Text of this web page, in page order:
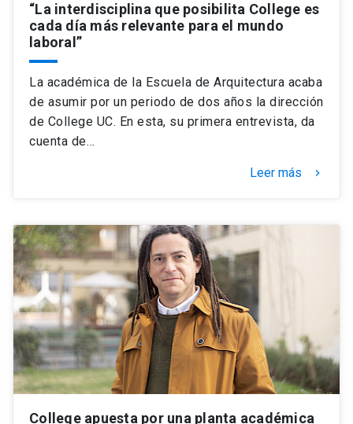
“La interdisciplina que posibilita College es
cada día más relevante para el mundo
laboral”
La académica de la Escuela de Arquitectura acaba
de asumir por un periodo de dos años la dirección
de College UC. En esta, su primera entrevista, da
cuenta de…
Leer más keyboard_arrow_right
College apuesta por una planta académica